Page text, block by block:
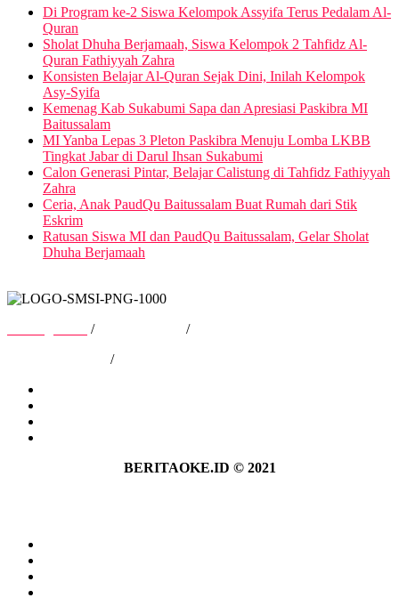
Di Program ke-2 Siswa Kelompok Assyifa Terus Pedalam Al-
Quran
Sholat Dhuha Berjamaah, Siswa Kelompok 2 Tahfidz Al-
Quran Fathiyyah Zahra
Konsisten Belajar Al-Quran Sejak Dini, Inilah Kelompok
Asy-Syifa
Kemenag Kab Sukabumi Sapa dan Apresiasi Paskibra MI
Baitussalam
MI Yanba Lepas 3 Pleton Paskibra Menuju Lomba LKBB
Tingkat Jabar di Darul Ihsan Sukabumi
Calon Generasi Pintar, Belajar Calistung di Tahfidz Fathiyyah
Zahra
Ceria, Anak PaudQu Baitussalam Buat Rumah dari Stik
Eskrim
Ratusan Siswa MI dan PaudQu Baitussalam, Gelar Sholat
Dhuha Berjamaah
/
/
/
BERITAOKE.ID © 2021